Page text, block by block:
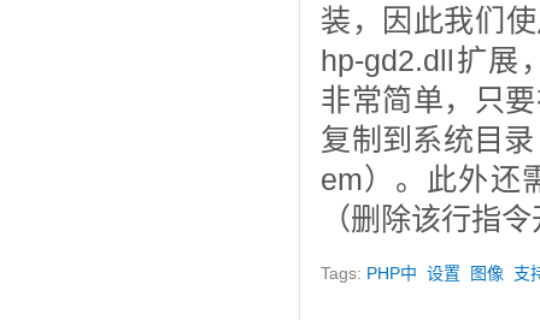
装，因此我们
hp-gd2.dll扩展
非常简单，只
复制到系统目
em）。此外还
（删除该行指
Tags: PHP中 设置 图像 支